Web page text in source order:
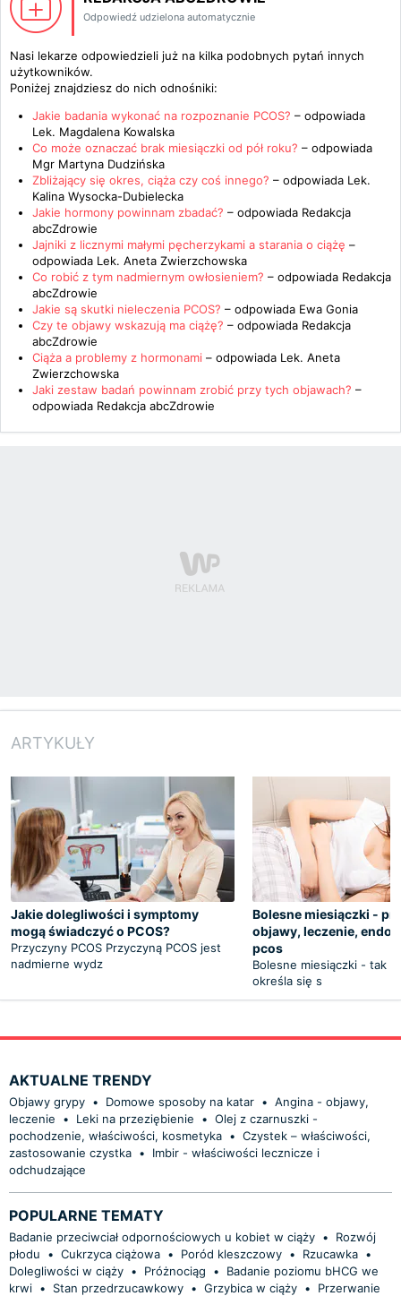
Odpowiedź udzielona automatycznie
Nasi lekarze odpowiedzieli już na kilka podobnych pytań innych
użytkowników.
Poniżej znajdziesz do nich odnośniki:
Jakie badania wykonać na rozpoznanie PCOS? – odpowiada
Lek. Magdalena Kowalska
Co może oznaczać brak miesiączki od pół roku? – odpowiada
Mgr Martyna Dudzińska
Zbliżający się okres, ciąża czy coś innego? – odpowiada Lek.
Kalina Wysocka-Dubielecka
Jakie hormony powinnam zbadać? – odpowiada Redakcja
abcZdrowie
Jajniki z licznymi małymi pęcherzykami a starania o ciążę –
odpowiada Lek. Aneta Zwierzchowska
Co robić z tym nadmiernym owłosieniem? – odpowiada Redakcja
abcZdrowie
Jakie są skutki nieleczenia PCOS? – odpowiada Ewa Gonia
Czy te objawy wskazują ma ciążę? – odpowiada Redakcja
abcZdrowie
Ciąża a problemy z hormonami – odpowiada Lek. Aneta
Zwierzchowska
Jaki zestaw badań powinnam zrobić przy tych objawach? –
odpowiada Redakcja abcZdrowie
ARTYKUŁY
Jakie dolegliwości i symptomy
mogą świadczyć o PCOS?
Przyczyny PCOS Przyczyną PCOS jest
nadmierne wydz
Bolesne miesiączki -
objawy, leczenie,
pcos
Bolesne miesiączki - tak
określa się s
AKTUALNE TRENDY
Objawy grypy • Domowe sposoby na katar • Angina - objawy,
leczenie
• Leki na przeziębienie • Olej z czarnuszki -
pochodzenie, właściwości, kosmetyka • Czystek – właściwości,
zastosowanie czystka •
Imbir - właściwości lecznicze i
odchudzające
POPULARNE TEMATY
Badanie przeciwciał odpornościowych u kobiet w ciąży •
Rozwój
płodu
• Cukrzyca ciążowa • Poród kleszczowy • Rzucawka •
Dolegliwości w ciąży • Próżnociąg •
Badanie poziomu bHCG we
krwi • Stan przedrzucawkowy • Grzybica w ciąży •
Przerwanie